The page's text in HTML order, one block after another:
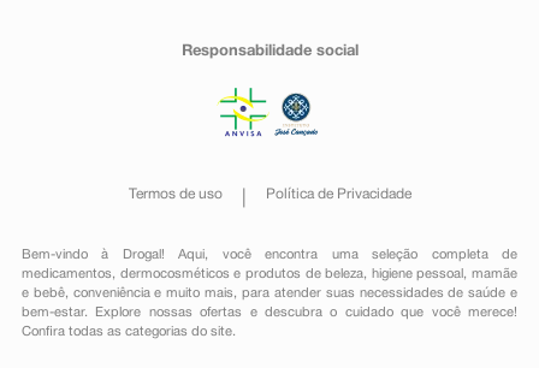
Responsabilidade social
Termos de uso Política de Privacidade
Bem-vindo à Drogal! Aqui, você encontra uma seleção completa de
medicamentos , dermocosméticos e produtos de beleza, higiene pessoal ,mamãe
e bebê, conveniênciae muito mais, para atender suas necessidades de saúde e
bem-estar. Explore nossas ofertas e descubra o cuidado que você merece!
Confira todas as categorias do site.